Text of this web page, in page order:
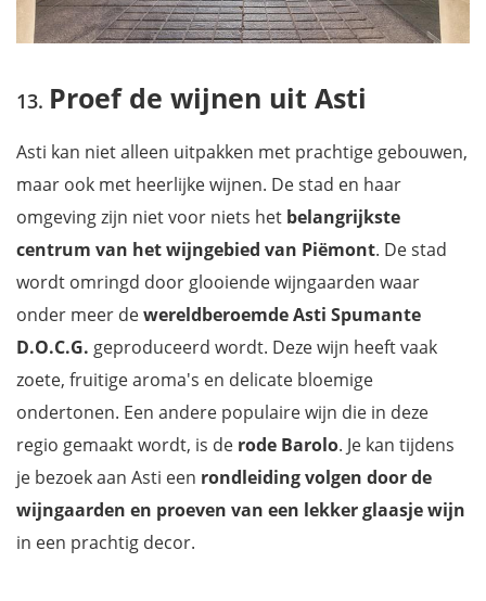
Proef de wijnen uit Asti
Asti kan niet alleen uitpakken met prachtige gebouwen,
maar ook met heerlijke wijnen. De stad en haar
omgeving zijn niet voor niets het belangrijkste
centrum van het wijngebied van Piëmont. De stad
wordt omringd door glooiende wijngaarden waar
onder meer dewereldberoemde Asti Spumante
D.O.C.G. geproduceerd wordt. Deze wijn heeft vaak
zoete, fruitige aroma's en delicate bloemige
ondertonen. Een andere populaire wijn die in deze
regio gemaakt wordt, is de rode Barolo. Je kan tijdens
je bezoek aan Asti een rondleiding volgen door de
wijngaarden en proeven van een lekker glaasje wijn
in een prachtig decor.